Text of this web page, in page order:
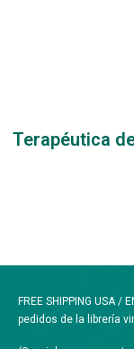
Terapéutica
FREE SHIPPING USA /
pedidos de la librería